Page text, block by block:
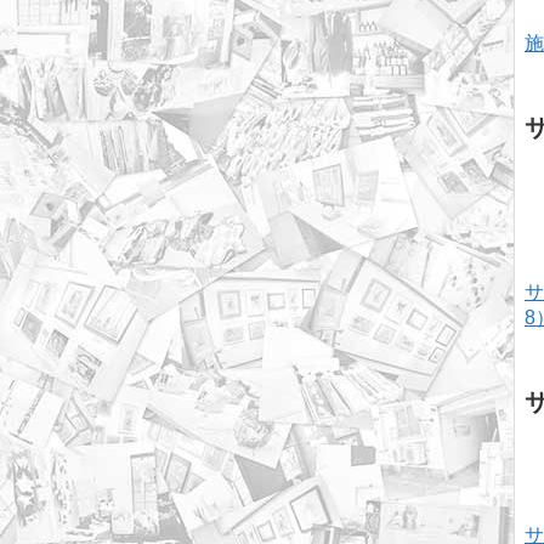
8